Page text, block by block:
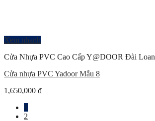
Xem nhanh
Cửa Nhựa PVC Cao Cấp Y@DOOR Đài Loan
Cửa nhựa PVC Yadoor Mẫu 8
1,650,000 ₫
1
2